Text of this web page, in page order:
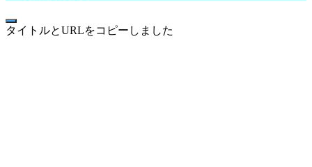
タイトルとURLをコピーしました